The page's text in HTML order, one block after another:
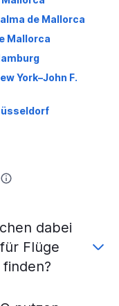
de Mallorca
Mallorca
York–John F.
Main
dabei
Flüge